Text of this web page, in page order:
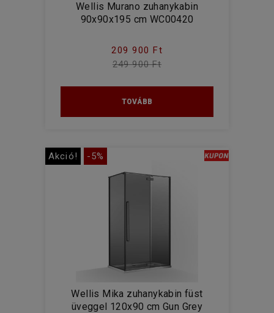
Wellis Murano zuhanykabin
90x90x195 cm WC00420
209 900 Ft
249 900 Ft
TOVÁBB
Akció! -5%
Wellis Mika zuhanykabin füst
üveggel 120x90 cm Gun Grey